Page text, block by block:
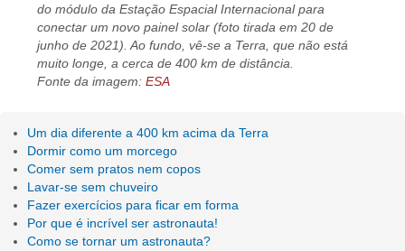
do módulo da Estação Espacial Internacional para
conectar um novo painel solar (foto tirada em 20 de
junho de 2021). Ao fundo, vê-se a Terra, que não está
muito longe, a cerca de 400 km de distância.
Fonte da imagem:ESA
Um dia diferente a 400 km acima da Terra
Dormir como um morcego
Comer sem pratos nem copos
Lavar-se sem chuveiro
Fazer exercícios para ficar em forma
Por que é incrível ser astronauta!
Como se tornar um astronauta?